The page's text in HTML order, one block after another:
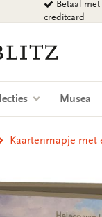
Betaal
creditcard
Musea
Kaartenmapje met